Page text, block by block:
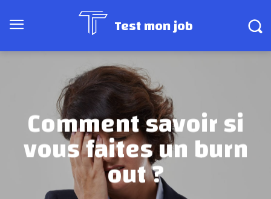
Test mon job
Comment savoir si
vous faites un burn
out ?